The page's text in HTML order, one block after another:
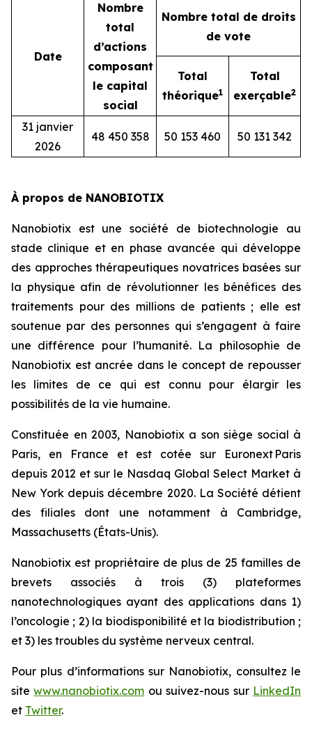
Date
Nombre
total
d’actions
composant
le capital
social
Nombre total de droits
de vote
Total
théorique1
Total
exerçable2
31 janvier
2026
48 450 358 50 153 460 50 131 342
À propos de NANOBIOTIX
Nanobiotix est une société de biotechnologie au
stade clinique et en phase avancée qui développe
des approches thérapeutiques novatrices basées sur
la physique afin de révolutionner les bénéfices des
traitements pour des millions de patients ; elle est
soutenue par des personnes qui s’engagent à faire
une différence pour l’humanité. La philosophie de
Nanobiotix est ancrée dans le concept de repousser
les limites de ce qui est connu pour élargir les
possibilités de la vie humaine.
Constituée en 2003, Nanobiotix a son siège social à
Paris, en France et est cotée sur Euronext Paris
depuis 2012 et sur le Nasdaq Global Select Market à
New York depuis décembre 2020. La Société détient
des filiales dont une notamment à Cambridge,
Massachusetts (États-Unis).
Nanobiotix est propriétaire de plus de 25 familles de
brevets associés à trois (3) plateformes
nanotechnologiques ayant des applications dans 1)
l’oncologie ; 2) la biodisponibilité et la biodistribution ;
et 3) les troubles du système nerveux central.
Pour plus d’informations sur Nanobiotix, consultez le
sitewww.nanobiotix.com ou suivez-nous sur LinkedIn
et Twitter.